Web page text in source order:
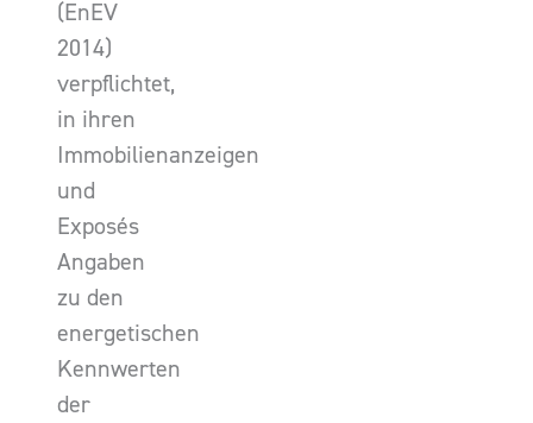
(EnEV
2014)
verpflichtet,
in ihren
Immobilienanzeigen
und
Exposés
Angaben
zu den
energetischen
Kennwerten
der